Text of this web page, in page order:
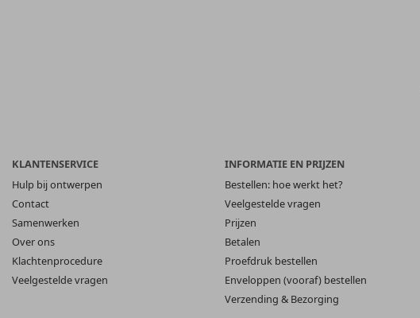
KLANTENSERVICE
Hulp bij ontwerpen
Contact
Samenwerken
Over ons
Klachtenprocedure
Veelgestelde vragen
INFORMATIE EN PRIJZEN
Bestellen: hoe werkt het?
Veelgestelde vragen
Prijzen
Betalen
Proefdruk bestellen
Enveloppen (vooraf) bestellen
Verzending & Bezorging